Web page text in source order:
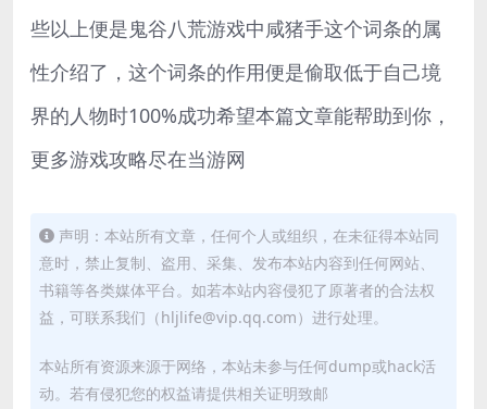
些以上便是鬼谷八荒游戏中咸猪手这个词条的属
性介绍了，这个词条的作用便是偷取低于自己境
界的人物时100%成功希望本篇文章能帮助到你，
更多游戏攻略尽在当游网
声明：本站所有文章，任何个人或组织，在未征得本站同
意时，禁止复制、盗用、采集、发布本站内容到任何网站、
书籍等各类媒体平台。如若本站内容侵犯了原著者的合法权
益，可联系我们（hljlife@vip.qq.com）进行处理。
本站所有资源来源于网络，本站未参与任何dump或hack活
动。若有侵犯您的权益请提供相关证明致邮